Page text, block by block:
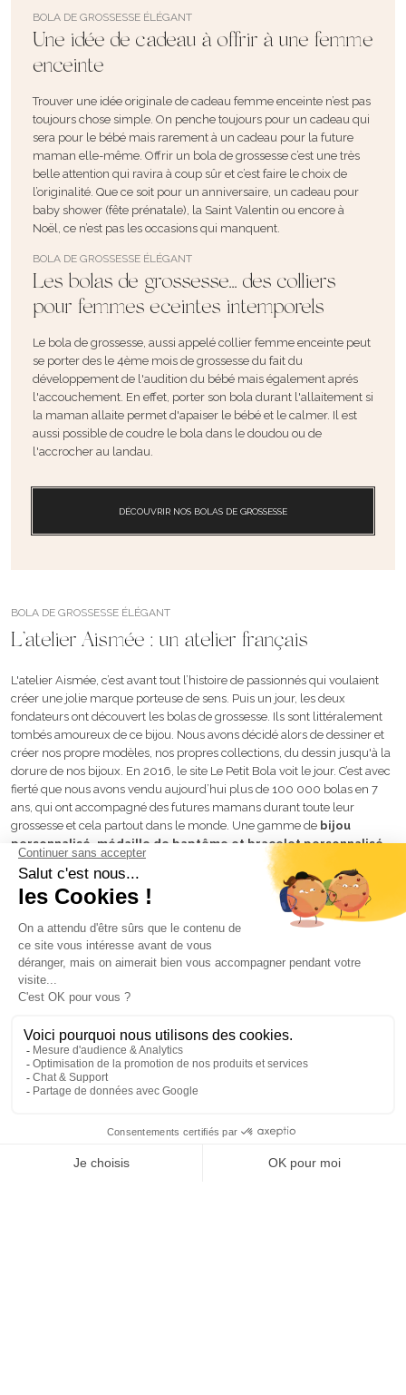
BOLA DE GROSSESSE ÉLÉGANT
Une idée de cadeau à offrir à une femme
enceinte
Trouver une idée originale de cadeau femme enceinte n’est pas
toujours chose simple. On penche toujours pour un cadeau qui
sera pour le bébé mais rarement à un cadeau pour la future
maman elle-même. Offrir un bola de grossesse c’est une très
belle attention qui ravira à coup sûr et c’est faire le choix de
l’originalité. Que ce soit pour un anniversaire, un cadeau pour
baby shower (fête prénatale), la Saint Valentin ou encore à
Noël, ce n’est pas les occasions qui manquent.
BOLA DE GROSSESSE ÉLÉGANT
Les bolas de grossesse... des colliers
pour femmes eceintes intemporels
Le bola de grossesse, aussi appelé collier femme enceinte peut
se porter des le 4ème mois de grossesse du fait du
développement de l'audition du bébé mais également aprés
l'accouchement. En effet, porter son bola durant l'allaitement si
la maman allaite permet d'apaiser le bébé et le calmer. Il est
aussi possible de coudre le bola dans le doudou ou de
l'accrocher au landau.
DÉCOUVRIR NOS BOLAS DE GROSSESSE
BOLA DE GROSSESSE ÉLÉGANT
L’atelier Aismée : un atelier français
L'atelier Aismée, c’est avant tout l’histoire de passionnés qui voulaient
créer une jolie marque porteuse de sens. Puis un jour, les deux
fondateurs ont découvert les bolas de grossesse. Ils sont littéralement
tombés amoureux de ce bijou. Nous avons décidé alors de dessiner et
créer nos propre modèles, nos propres collections, du dessin jusqu'à la
dorure de nos bijoux. En 2016, le site Le Petit Bola voit le jour. C’est avec
fierté que nous avons vendu aujourd’hui plus de 100 000 bolas en 7
ans, qui ont accompagné des futures mamans durant toute leur
grossesse et cela partout dans le monde. Une gamme de bijou
personnalisé, médaille de baptême et bracelet personnalisé
voit également le jour afin
d'accompagner notre communauté dans
leur parentalité .
Début 2021, nous décidons de changer de nom pour nous appeler
Découvrez toutes